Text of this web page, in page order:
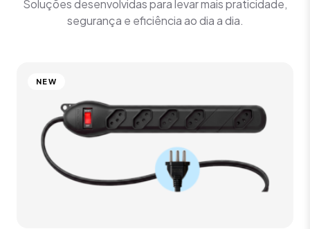
Soluções desenvolvidas para levar mais praticidade,
segurança e eficiência ao dia a dia.
NEW